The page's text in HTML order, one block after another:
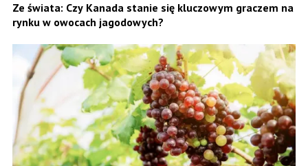
Ze świata: Czy Kanada stanie się kluczowym graczem na
rynku w owocach jagodowych?